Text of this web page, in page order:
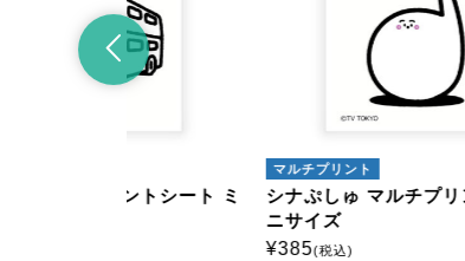
シナぷしゅ マルチプリントシート ミ